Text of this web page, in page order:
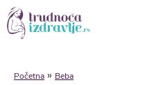
Početna » Beba